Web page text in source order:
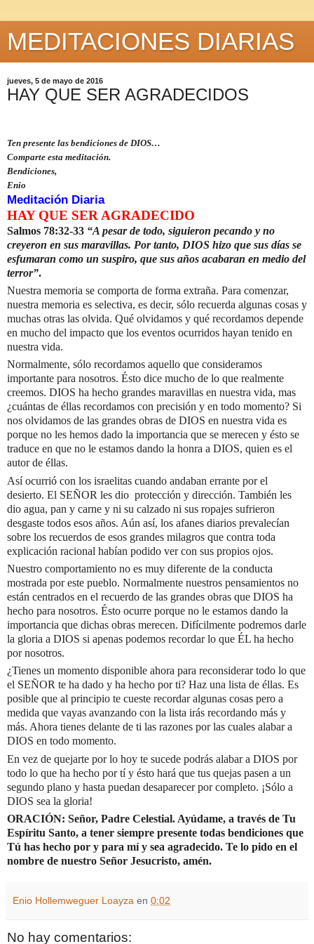
MEDITACIONES DIARIAS
jueves, 5 de mayo de 2016
HAY QUE SER AGRADECIDOS
Ten presente las bendiciones de DIOS…
Comparte esta meditación.
Bendiciones,
Enio
Meditación Diaria
HAY QUE SER AGRADECIDO
Salmos 78:32-33 “A pesar de todo, siguieron pecando y no
creyeron en sus maravillas. Por tanto, DIOS hizo que sus días se
esfumaran como un suspiro, que sus años acabaran en medio del
terror”.
Nuestra memoria se comporta de forma extraña. Para comenzar,
nuestra memoria es selectiva, es decir, sólo recuerda algunas cosas y
muchas otras las olvida. Qué olvidamos y qué recordamos depende
en mucho del impacto que los eventos ocurridos hayan tenido en
nuestra vida.
Normalmente, sólo recordamos aquello que consideramos
importante para nosotros. Ésto dice mucho de lo que realmente
creemos. DIOS ha hecho grandes maravillas en nuestra vida, mas
¿cuántas de éllas recordamos con precisión y en todo momento? Si
nos olvidamos de las grandes obras de DIOS en nuestra vida es
porque no les hemos dado la importancia que se merecen y ésto se
traduce en que no le estamos dando la honra a DIOS, quien es el
autor de éllas.
Así ocurrió con los israelitas cuando andaban errante por el
desierto. El SEÑOR les dio protección y dirección. También les
dio agua, pan y carne y ni su calzado ni sus ropajes sufrieron
desgaste todos esos años. Aún así, los afanes diarios prevalecían
sobre los recuerdos de esos grandes milagros que contra toda
explicación racional habían podido ver con sus propios ojos.
Nuestro comportamiento no es muy diferente de la conducta
mostrada por este pueblo. Normalmente nuestros pensamientos no
están centrados en el recuerdo de las grandes obras que DIOS ha
hecho para nosotros. Ésto ocurre porque no le estamos dando la
importancia que dichas obras merecen. Difícilmente podremos darle
la gloria a DIOS si apenas podemos recordar lo que ÉL ha hecho
por nosotros.
¿Tienes un momento disponible ahora para reconsiderar todo lo que
el SEÑOR te ha dado y ha hecho por ti? Haz una lista de éllas. Es
posible que al principio te cueste recordar algunas cosas pero a
medida que vayas avanzando con la lista irás recordando más y
más. Ahora tienes delante de ti las razones por las cuales alabar a
DIOS en todo momento.
En vez de quejarte por lo hoy te sucede podrás alabar a DIOS por
todo lo que ha hecho por tí y ésto hará que tus quejas pasen a un
segundo plano y hasta puedan desaparecer por completo. ¡Sólo a
DIOS sea la gloria!
ORACIÓN: Señor, Padre Celestial. Ayúdame, a través de Tu
Espíritu Santo, a tener siempre presente todas bendiciones que
Tú has hecho por y para mí y sea agradecido. Te lo pido en el
nombre de nuestro Señor Jesucristo, amén.
Enio Hollemweguer Loayza en 0:02
No hay comentarios: